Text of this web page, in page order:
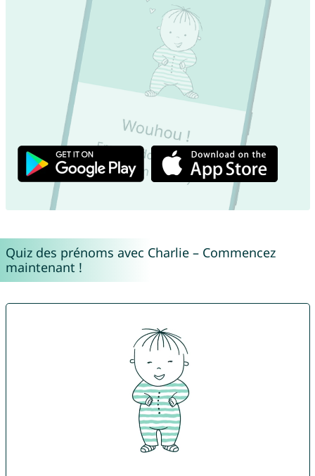
Quiz des prénoms avec Charlie – Commencez
maintenant !